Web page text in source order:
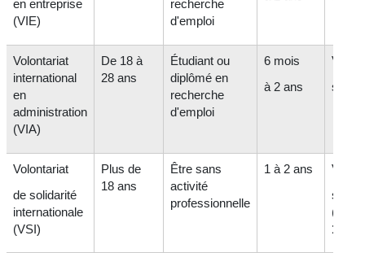
en entreprise
(VIE)
recherche
d'emploi
Volontariat
international
en
administration
(VIA)
De 18 à
28 ans
Étudiant ou
diplômé en
recherche
d'emploi
6 mois
à 2 ans
selon
Volontariat
de solidarité
internationale
(VSI)
Plus de
18 ans
Être sans
activité
professionnelle
1 à 2 ans
selon
100 €